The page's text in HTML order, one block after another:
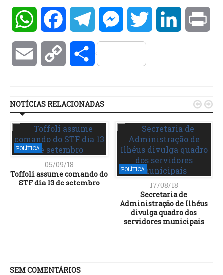
WhatsAppFacebookTelegramMessengerTwitter LinkedIn
Email Copy Compartilhar
NOTÍCIAS RELACIONADAS
POLÍTICA
05/09/18
Toffoli assume comando do
STF dia 13 de setembro
POLÍTICA
17/08/18
Secretaria de
Administração de Ilhéus
divulga quadro dos
servidores municipais
 
SEM COMENTÁRIOS